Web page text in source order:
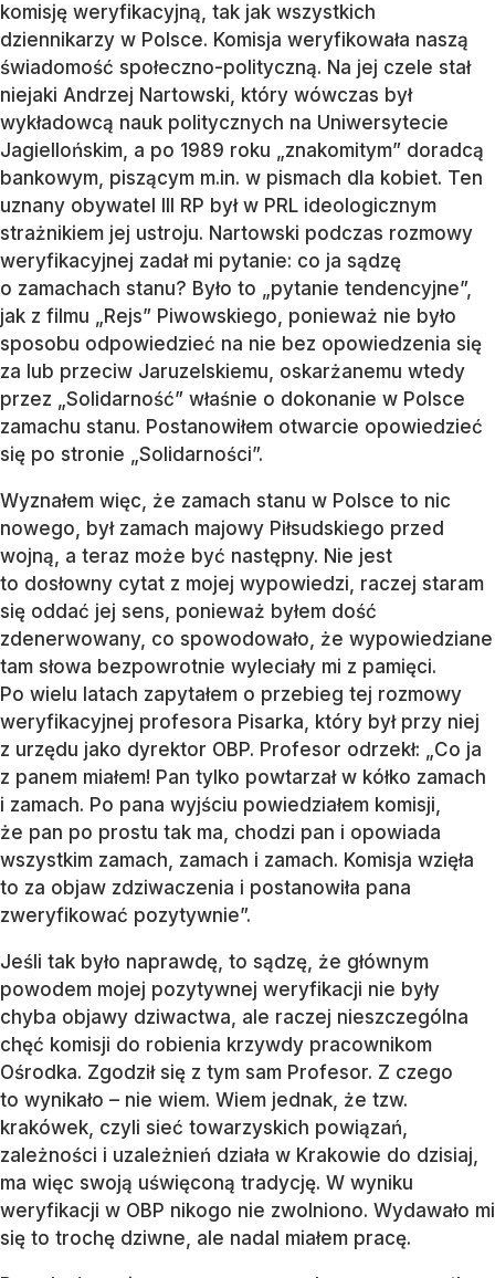
komisję weryfikacyjną, tak jak wszystkich
dziennikarzy w Polsce. Komisja weryfikowała naszą
świadomość społeczno-polityczną. Na jej czele stał
niejaki Andrzej Nartowski, który wówczas był
wykładowcą nauk politycznych na Uniwersytecie
Jagiellońskim, a po 1989 roku „znakomitym” doradcą
bankowym, piszącym m.in. w pismach dla kobiet. Ten
uznany obywatel III RP był w PRL ideologicznym
strażnikiem jej ustroju. Nartowski podczas rozmowy
weryfikacyjnej zadał mi pytanie: co ja sądzę
o zamachach stanu? Było to „pytanie tendencyjne”,
jak z filmu „Rejs” Piwowskiego, ponieważ nie było
sposobu odpowiedzieć na nie bez opowiedzenia się
za lub przeciw Jaruzelskiemu, oskarżanemu wtedy
przez „Solidarność” właśnie o dokonanie w Polsce
zamachu stanu. Postanowiłem otwarcie opowiedzieć
się po stronie „Solidarności”.
Wyznałem więc, że zamach stanu w Polsce to nic
nowego, był zamach majowy Piłsudskiego przed
wojną, a teraz może być następny. Nie jest
to dosłowny cytat z mojej wypowiedzi, raczej staram
się oddać jej sens, ponieważ byłem dość
zdenerwowany, co spowodowało, że wypowiedziane
tam słowa bezpowrotnie wyleciały mi z pamięci.
Po wielu latach zapytałem o przebieg tej rozmowy
weryfikacyjnej profesora Pisarka, który był przy niej
z urzędu jako dyrektor OBP. Profesor odrzekł: „Co ja
z panem miałem! Pan tylko powtarzał w kółko zamach
i zamach. Po pana wyjściu powiedziałem komisji,
że pan po prostu tak ma, chodzi pan i opowiada
wszystkim zamach, zamach i zamach. Komisja wzięła
to za objaw zdziwaczenia i postanowiła pana
zweryfikować pozytywnie”.
Jeśli tak było naprawdę, to sądzę, że głównym
powodem mojej pozytywnej weryfikacji nie były
chyba objawy dziwactwa, ale raczej nieszczególna
chęć komisji do robienia krzywdy pracownikom
Ośrodka. Zgodził się z tym sam Profesor. Z czego
to wynikało – nie wiem. Wiem jednak, że tzw.
krakówek, czyli sieć towarzyskich powiązań,
zależności i uzależnień działa w Krakowie do dzisiaj,
ma więc swoją uświęconą tradycję. W wyniku
weryfikacji w OBP nikogo nie zwolniono. Wydawało mi
się to trochę dziwne, ale nadal miałem pracę.